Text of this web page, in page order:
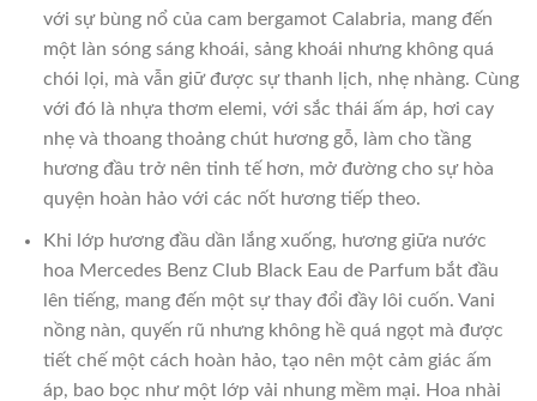
với sự bùng nổ của cam bergamot Calabria, mang đến
một làn sóng sáng khoái, sảng khoái nhưng không quá
chói lọi, mà vẫn giữ được sự thanh lịch, nhẹ nhàng. Cùng
với đó là nhựa thơm elemi, với sắc thái ấm áp, hơi cay
nhẹ và thoang thoảng chút hương gỗ, làm cho tầng
hương đầu trở nên tinh tế hơn, mở đường cho sự hòa
quyện hoàn hảo với các nốt hương tiếp theo.
Khi lớp hương đầu dần lắng xuống, hương giữa nước
hoa Mercedes Benz Club Black Eau de Parfum bắt đầu
lên tiếng, mang đến một sự thay đổi đầy lôi cuốn. Vani
nồng nàn, quyến rũ nhưng không hề quá ngọt mà được
tiết chế một cách hoàn hảo, tạo nên một cảm giác ấm
áp, bao bọc như một lớp vải nhung mềm mại. Hoa nhài